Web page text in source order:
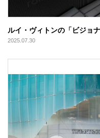
ルイ・ヴィトンの「ビジョ
2025.07.30